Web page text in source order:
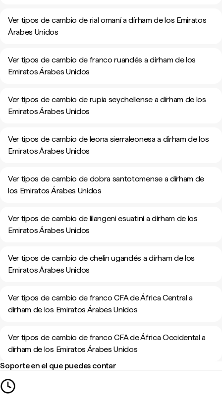
Ver tipos de cambio de rial omaní a dírham de los Emiratos
Árabes Unidos
Ver tipos de cambio de franco ruandés a dírham de los
Emiratos Árabes Unidos
Ver tipos de cambio de rupia seychellense a dírham de los
Emiratos Árabes Unidos
Ver tipos de cambio de leona sierraleonesa a dírham de los
Emiratos Árabes Unidos
Ver tipos de cambio de dobra santotomense a dírham de
los Emiratos Árabes Unidos
Ver tipos de cambio de lilangeni esuatiní a dírham de los
Emiratos Árabes Unidos
Ver tipos de cambio de chelín ugandés a dírham de los
Emiratos Árabes Unidos
Ver tipos de cambio de franco CFA de África Central a
dírham de los Emiratos Árabes Unidos
Ver tipos de cambio de franco CFA de África Occidental a
dírham de los Emiratos Árabes Unidos
Soporte en el que puedes contar